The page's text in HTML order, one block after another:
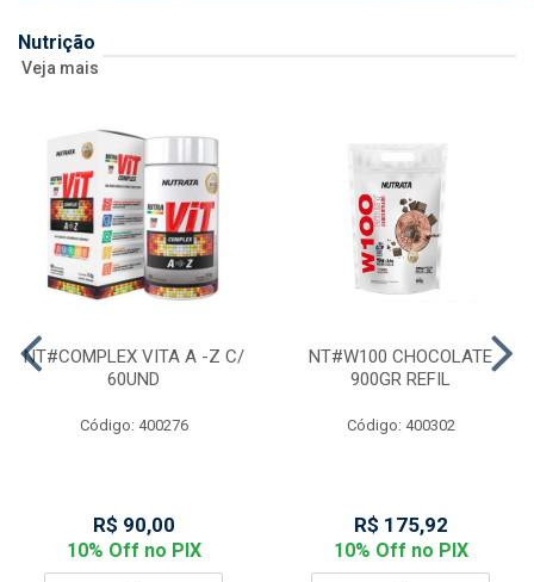
Nutrição
Veja mais
NT#COMPLEX VITA A -Z C/
60UND
Código: 400276
R$ 90,00
10% Off no PIX
NT#W100 CHOCOLATE
900GR REFIL
Código: 400302
R$ 175,92
10% Off no PIX